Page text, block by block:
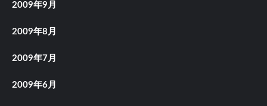
2009年9月
2009年8月
2009年7月
2009年6月